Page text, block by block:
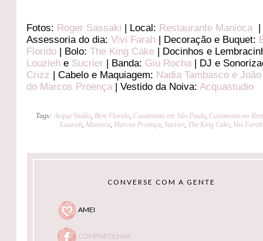
Fotos: Roger Sassaki | Local: Restaurante Manioca |
Assessoria do dia:Vivi Farah | Decoração e Buquet:
Florido | Bolo:The King Cake | Docinhos e
Louzieh e Sucrier | Banda: Giu Rocha | DJ e
Crizz | Cabelo e Maquiagem: Nadia Tambasco e
do Marcos Proença | Vestido da Noiva:Acquastudio
Tags: Acqua Studio Bem Florido Casamento em São Paulo Casamento no
Louzieh Manioca Marcos Proença ,Sucrier, The King Cake Vivi Farah
CONVERSE COM A GENTE
AMEI
COMPARTILHAR